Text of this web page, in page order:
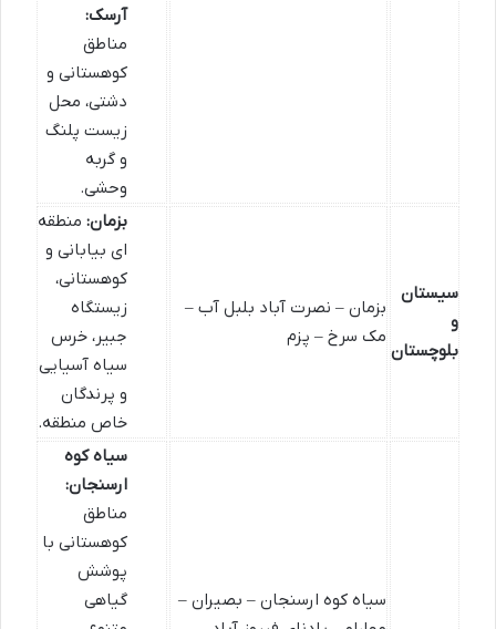
آرسک:
مناطق
کوهستانی و
دشتی، محل
زیست پلنگ
و گربه
وحشی.
سیستان
و
بلوچستان
بزمان – نصرت آباد بلبل آب –
مک سرخ – پزم
بزمان: منطقه
ای بیابانی و
کوهستانی،
زیستگاه
جبیر، خرس
سیاه آسیایی
و پرندگان
خاص منطقه.
سیاه کوه ارسنجان – بصیران –
سیاه کوه
ارسنجان:
مناطق
کوهستانی با
پوشش
گیاهی